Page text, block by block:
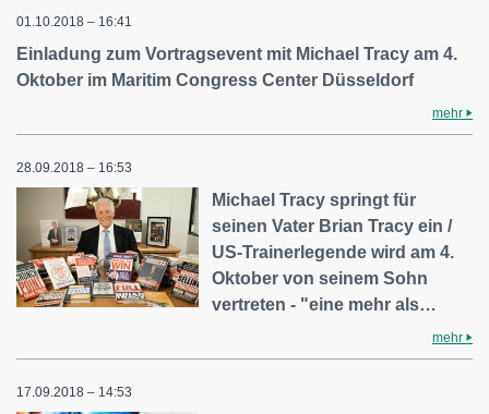
01.10.2018 – 16:41
Einladung zum Vortragsevent mit Michael Tracy am 4.
Oktober im Maritim Congress Center Düsseldorf
mehr
28.09.2018 – 16:53
Michael Tracy springt für
seinen Vater Brian Tracy ein /
US-Trainerlegende wird am 4.
Oktober von seinem Sohn
vertreten - "eine mehr als…
mehr
17.09.2018 – 14:53